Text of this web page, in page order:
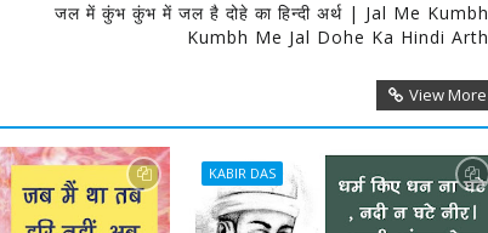
जल में कुंभ कुंभ में जल है दोहे का हिन्दी अर्थ | Jal Me Kumbh
Kumbh Me Jal Dohe Ka Hindi Arth
View More
KABIR DAS